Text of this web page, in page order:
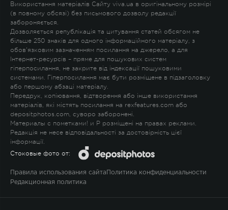
Використання матеріалів Сайту viva.ua в оригінальному розмірі
(в повному обсязі) без письмового дозволу редакції
забороняється.
Дозволяється републікація та цитування статей обсягом не
більше 250 знаків для одного інформаційного матеріалу, з
обов'язковим зазначенням посилання на джерело, а для
Інтернет-ресурсів – пряме для пошукових систем
гіперпосилання, не закрите від індексації пошуковими
системами. Гіперпосилання має бути розміщене в підзаголовку
або першому абзаці матеріалу.
Передрук, копіювання, відтворення або інше використання
матеріалів, які містять посилання на rexfeatures.com або
depositphotos.com, суворо заборонені.
Материалы с пометками! и P розміщені на правах реклами.
Редакція не несе відповідальності за достовірність цієї
інформації.
Стоковые фото от:
Правила использования сайта Политика конфиденциальности
Редакционная политика